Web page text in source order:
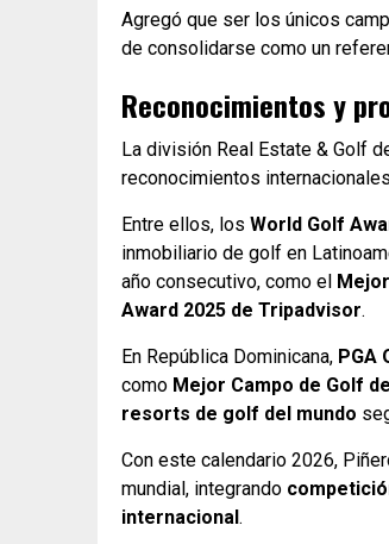
Agregó que ser los únicos
de consolidarse como un
Reconocimientos y
La división Real Estate & Golf
reconocimientos
Entre ellos, los World Golf
inmobiliario de golf en
año consecutivo, como el
Award 2025 de Tripadvisor.
En República Dominicana, PGA
como Mejor Campo de Golf
resorts de golf del mundo
Con este calendario 2026,
mundial, integrando
internacional.